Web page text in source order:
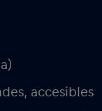
accesibles